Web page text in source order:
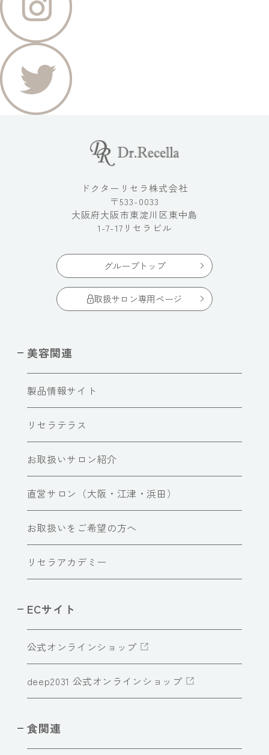
ドクターリセラ株式会社
〒533-0033
大阪府大阪市東淀川区東中島
1-7-17リセラビル
グループトップ
取扱サロン専用ページ
美容関連
製品情報サイト
リセラテラス
お取扱いサロン紹介
直営サロン（大阪・江津・浜田）
お取扱いをご希望の方へ
リセラアカデミー
ECサイト
公式オンラインショップ
deep2031 公式オンラインショップ
食関連